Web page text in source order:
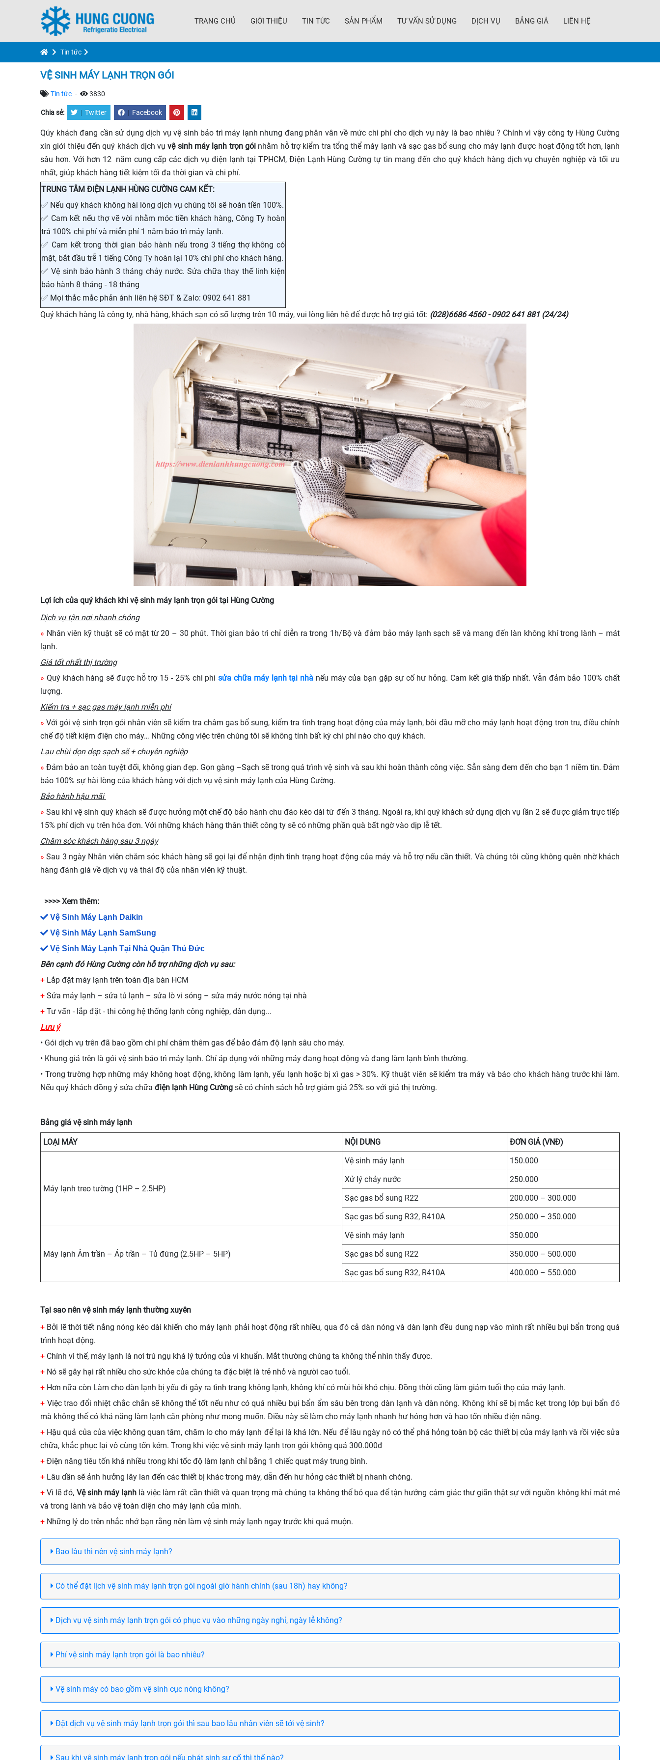
TRANG CHỦ GIỚI THIỆU TIN TỨC SẢN PHẨM TƯ VẤN SỬ DỤNG DỊCH VỤ BẢNG GIÁ LIÊN HỆ
Tin tức
VỆ SINH MÁY LẠNH TRỌN GÓI
Tin tức - 3830
Chia sẻ: | Twitter | Facebook
Qúy khách đang cần sử dụng dịch vụ vệ sinh bảo trì máy lạnh nhưng đang phân vân về mức chi phí cho dịch vụ này là bao nhiêu ? Chính vì vậy công ty Hùng Cường
xin giới thiệu đến quý khách dịch vụvệ sinh máy lạnh trọn góinhằm hỗ trợ kiểm tra tổng thể máy lạnh và sạc gas bổ sung cho máy lạnh được hoạt động tốt hơn, lạnh
sâu hơn. Với hơn 12 năm cung cấp các dịch vụ điện lạnh tại TPHCM, Điện Lạnh Hùng Cường tự tin mang đến cho quý khách hàng dịch vụ chuyên nghiệp và tối ưu
nhất, giúp khách hàng tiết kiệm tối đa thời gian và chi phí.
TRUNG TÂM ĐIỆN LẠNH HÙNG CƯỜNG CAM KẾT:
✅ Nếu quý khách không hài lòng dịch vụ chúng tôi sẽ hoàn tiền 100%.
✅ Cam kết nếu thợ vẽ vời nhằm móc tiền khách hàng, Công Ty hoàn
trả 100% chi phí và miễn phí 1 năm bảo trì máy lạnh.
✅ Cam kết trong thời gian bảo hành nếu trong 3 tiếng thợ không có
mặt, bắt đầu trễ 1 tiếng Công Ty hoàn lại 10% chi phí cho khách hàng.
✅ Vệ sinh bảo hành 3 tháng chảy nước. Sửa chữa thay thế linh kiện
bảo hành 8 tháng - 18 tháng
✅ Mọi thắc mắc phản ánh liên hệ SĐT & Zalo: 0902 641 881
Quý khách hàng là công ty, nhà hàng, khách sạn có số lượng trên 10 máy, vui lòng liên hệ để được hỗ trợ giá tốt: (028)6686 4560 - 0902 641 881 (24/24)
Lợi ích của quý khách khi vệ sinh máy lạnh trọn gói tại Hùng Cường
Dịch vụ tận nơi nhanh chóng
» Nhân viên kỹ thuật sẽ có mặt từ 20 – 30 phút. Thời gian bảo trì chỉ diễn ra trong 1h/Bộ và đảm bảo máy lạnh sạch sẽ và mang đến làn không khí trong lành – mát
lạnh.
Giá tốt nhất thị trường
» Quý khách hàng sẽ được hỗ trợ 15 - 25% chi phísửa chữa máy lạnh tại nhà nếu máy của bạn gặp sự cố hư hỏng. Cam kết giá thấp nhất. Vẫn đảm bảo 100% chất
lượng.
Kiểm tra + sạc gas máy lạnh miễn phí
» Với gói vệ sinh trọn gói nhân viên sẽ kiểm tra châm gas bổ sung, kiểm tra tình trạng hoạt động của máy lạnh, bôi dầu mỡ cho máy lạnh hoạt động trơn tru, điều chỉnh
chế độ tiết kiệm điện cho máy… Những công việc trên chúng tôi sẽ không tính bất kỳ chi phí nào cho quý khách.
Lau chùi dọn dẹp sạch sẽ + chuyên nghiệp
» Đảm bảo an toàn tuyệt đối, không gian đẹp. Gọn gàng –Sạch sẽ trong quá trình vệ sinh và sau khi hoàn thành công việc. Sẵn sàng đem đến cho bạn 1 niềm tin. Đảm
bảo 100% sự hài lòng của khách hàng với dịch vụ vệ sinh máy lạnh của Hùng Cường.
Bảo hành hậu mãi
» Sau khi vệ sinh quý khách sẽ được hưởng một chế độ bảo hành chu đáo kéo dài từ đến 3 tháng. Ngoài ra, khi quý khách sử dụng dịch vụ lần 2 sẽ được giảm trực tiếp
15% phí dịch vụ trên hóa đơn. Với những khách hàng thân thiết công ty sẽ có những phần quà bất ngờ vào dịp lễ tết.
Chăm sóc khách hàng sau 3 ngày
» Sau 3 ngày Nhân viên chăm sóc khách hàng sẽ gọi lại để nhận định tình trạng hoạt động của máy và hỗ trợ nếu cần thiết. Và chúng tôi cũng không quên nhờ khách
hàng đánh giá về dịch vụ và thái độ của nhân viên kỹ thuật.
>>>> Xem thêm:
Vệ Sinh Máy Lạnh Daikin
Vệ Sinh Máy Lạnh SamSung
Vệ Sinh Máy Lạnh Tại Nhà Quận Thủ Đức
Bên cạnh đó Hùng Cường còn hỗ trợ những dịch vụ sau:
+ Lắp đặt máy lạnh trên toàn địa bàn HCM
+ Sửa máy lạnh – sửa tủ lạnh – sửa lò vi sóng – sửa máy nước nóng tại nhà
+ Tư vấn - lắp đặt - thi công hệ thống lạnh công nghiệp, dân dụng...
Lưu ý
• Gói dịch vụ trên đã bao gồm chi phí châm thêm gas để bảo đảm độ lạnh sâu cho máy.
• Khung giá trên là gói vệ sinh bảo trì máy lạnh. Chỉ áp dụng với những máy đang hoạt động và đang làm lạnh bình thường.
• Trong trường hợp những máy không hoạt động, không làm lạnh, yếu lạnh hoặc bị xì gas > 30%. Kỹ thuật viên sẽ kiểm tra máy và báo cho khách hàng trước khi làm.
Nếu quý khách đồng ý sửa chữa điện lạnh Hùng Cường sẽ có chính sách hỗ trợ giảm giá 25% so với giá thị trường.
Bảng giá vệ sinh máy lạnh
LOẠI MÁY NỘI DUNG ĐƠN GIÁ (VNĐ)
Máy lạnh treo tường (1HP – 2.5HP)
Vệ sinh máy lạnh
150.000
Xử lý chảy nước
250.000
Sạc gas bổ sung R22
200.000 – 300.000
Sạc gas bổ sung R32, R410A
250.000 – 350.000
Máy lạnh Âm trần – Áp trần – Tủ đứng (2.5HP – 5HP)
Vệ sinh máy lạnh
350.000
Sạc gas bổ sung R22
350.000 – 500.000
Sạc gas bổ sung R32, R410A
400.000 – 550.000
Tại sao nên vệ sinh máy lạnh thường xuyên
+ Bởi lẽ thời tiết nắng nóng kéo dài khiến cho máy lạnh phải hoạt động rất nhiều, qua đó cả dàn nóng và dàn lạnh đều dung nạp vào mình rất nhiều bụi bẩn trong quá
trình hoạt động.
+ Chính vì thế, máy lạnh là nơi trú ngụ khá lý tưởng của vi khuẩn. Mắt thường chúng ta không thể nhìn thấy được.
+ Nó sẽ gây hại rất nhiều cho sức khỏe của chúng ta đặc biệt là trẻ nhỏ và người cao tuổi.
+ Hơn nữa còn Làm cho dàn lạnh bị yếu đi gây ra tình trang không lạnh, không khí có mùi hôi khó chịu. Đồng thời cũng làm giảm tuổi thọ của máy lạnh.
+ Việc trao đổi nhiệt chắc chắn sẽ không thể tốt nếu như có quá nhiều bụi bẩn ẩm sâu bên trong dàn lạnh và dàn nóng. Không khí sẽ bị mắc kẹt trong lớp bụi bẩn đó
mà không thể có khả năng làm lạnh căn phòng như mong muốn. Điều này sẽ làm cho máy lạnh nhanh hư hỏng hơn và hao tốn nhiều điện năng.
+ Hậu quả của của việc không quan tâm, chăm lo cho máy lạnh để lại là khá lớn. Nếu để lâu ngày nó có thể phá hỏng toàn bộ các thiết bị của máy lạnh và rồi việc sửa
chữa, khắc phục lại vô cùng tốn kém. Trong khi việc vệ sinh máy lạnh trọn gói không quá 300.000đ
+ Điện năng tiêu tốn khá nhiều trong khi tốc độ làm lạnh chỉ bằng 1 chiếc quạt máy trung bình.
+ Lâu dần sẽ ảnh hưởng lây lan đến các thiết bị khác trong máy, dẫn đến hư hỏng các thiết bị nhanh chóng.
+ Vì lẽ đó, Vệ sinh máy lạnhlà việc làm rất cần thiết và quan trọng mà chúng ta không thể bỏ qua để tận hưởng cảm giác thư giãn thật sự với nguồn không khí mát mẻ
và trong lành và bảo vệ toàn diện cho máy lạnh của mình.
+ Những lý do trên nhắc nhớ bạn rằng nên làm vệ sinh máy lạnh ngay trước khi quá muộn.
Bao lâu thì nên vệ sinh máy lạnh?
Có thể đặt lịch vệ sinh máy lạnh trọn gói ngoài giờ hành chính (sau 18h) hay không?
Dịch vụ vệ sinh máy lạnh trọn gói có phục vụ vào những ngày nghỉ, ngày lễ không?
Phí vệ sinh máy lạnh trọn gói là bao nhiêu?
Vệ sinh máy có bao gồm vệ sinh cục nóng không?
Đặt dịch vụ vệ sinh máy lạnh trọn gói thì sau bao lâu nhân viên sẽ tới vệ sinh?
Sau khi vệ sinh máy lạnh trọn gói nếu phát sinh sự cố thì thế nào?